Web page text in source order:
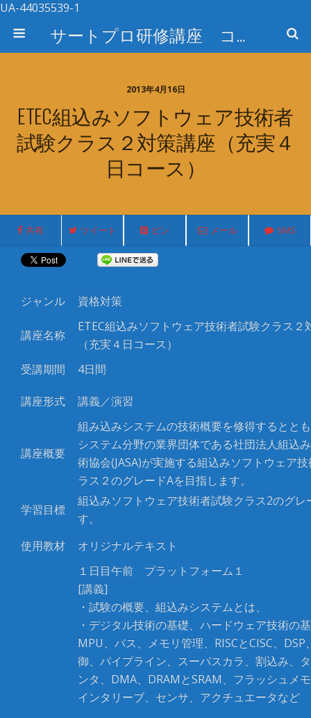
UA-44035539-1
サートプロ研修講座 コース検索
2013年4月16日
ETEC組込みソフトウェア技術者
試験クラス２対策講座（充実４
日コース）
共有 ツイート ピン メール SMS
ジャンル 資格対策
講座名称
ETEC組込みソフトウェア技術者試験クラス２
（充実４日コース）
受講期間
4日間
講座形式 講義／演習
講座概要
組み込みシステムの技術概要を修得するとと
システム分野の業界団体である社団法人組込
術協会(JASA)が実施する組込みソフトウェア
ラス２のグレードAを目指します。
学習目標
組込みソフトウェア技術者試験クラス2のグレ
す。
使用教材
オリジナルテキスト
１日目午前 プラットフォーム１
[講義]
・試験の概要、組込みシステムとは、
・デジタル技術の基礎、ハードウェア技術の
MPU、バス、メモリ管理、RISCとCISC、DSP
御、パイプライン、スーパスカラ、割込み、
ンタ、DMA、DRAMとSRAM、フラッシュメ
インタリーブ、センサ、アクチュエータなど